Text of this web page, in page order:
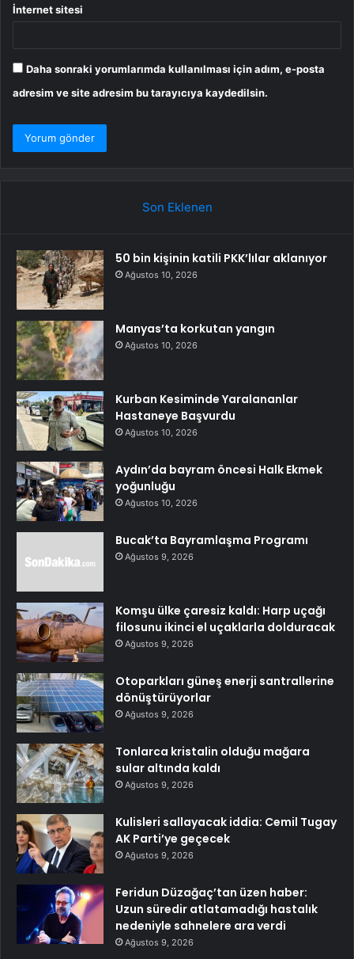
İnternet sitesi
Daha sonraki yorumlarımda kullanılması için adım, e-posta
adresim ve site adresim bu tarayıcıya kaydedilsin.
Son Eklenen
50 bin kişinin katili PKK’lılar aklanıyor
Ağustos 10, 2026
Manyas’ta korkutan yangın
Ağustos 10, 2026
Kurban Kesiminde Yaralananlar
Hastaneye Başvurdu
Ağustos 10, 2026
Aydın’da bayram öncesi Halk Ekmek
yoğunluğu
Ağustos 10, 2026
Bucak’ta Bayramlaşma Programı
Ağustos 9, 2026
Komşu ülke çaresiz kaldı: Harp uçağı
filosunu ikinci el uçaklarla dolduracak
Ağustos 9, 2026
Otoparkları güneş enerji santrallerine
dönüştürüyorlar
Ağustos 9, 2026
Tonlarca kristalin olduğu mağara
sular altında kaldı
Ağustos 9, 2026
Kulisleri sallayacak iddia: Cemil Tugay
AK Parti’ye geçecek
Ağustos 9, 2026
Feridun Düzağaç’tan üzen haber:
Uzun süredir atlatamadığı hastalık
nedeniyle sahnelere ara verdi
Ağustos 9, 2026